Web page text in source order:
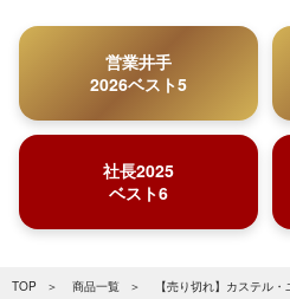
営業井手
2026ベスト5
社長2025
ベスト6
TOP 商品一覧 【売り切れ】カステル